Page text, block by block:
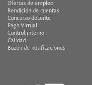
Ofertas de empleo
Rendición de cuentas
Concurso docente
Pago Virtual
Control interno
Calidad
Buzón de notificaciones